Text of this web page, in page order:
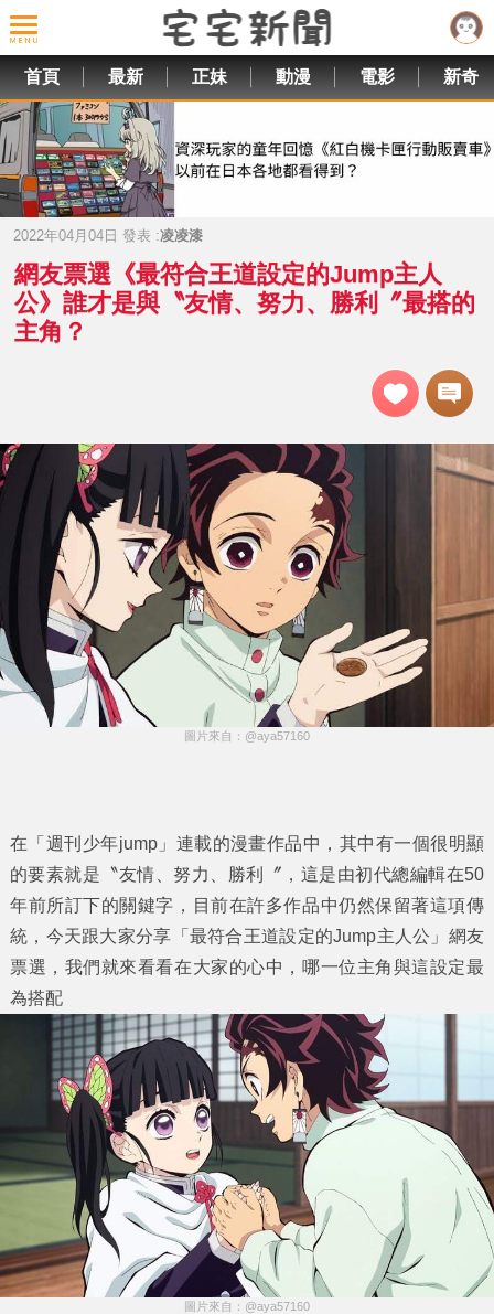
首頁 最新 正妹 動漫 電影 新奇
2022年04月04日 發表 :凌凌漆
網友票選《最符合王道設定的Jump主人
公》誰才是與〝友情、努力、勝利〞最搭的
主角？
圖片來自：@aya57160
在「週刊少年jump」連載的漫畫作品中，其中有一個很明顯
的要素就是〝友情、努力、勝利〞，這是由初代總編輯在50
年前所訂下的關鍵字，目前在許多作品中仍然保留著這項傳
統，今天跟大家分享「 最符合王道設定的Jump主人公 」網友
票選，我們就來看看在大家的心中，哪一位主角與這設定最
為搭配
圖片來自：@aya57160